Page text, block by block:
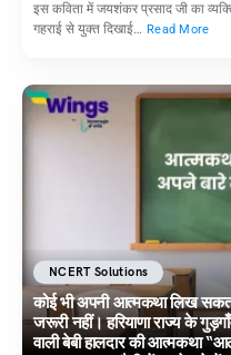
इस कविता में जयशंकर प्रसाद जी का
गहराई से युक्त दिखाई… Read More
NCERT Solutions
कोई भी अपनी आत्मकथा लिख
जरूरी नहीं। हरियाणा राज्य के
वाली बेबी हालदार की आत्मकथा